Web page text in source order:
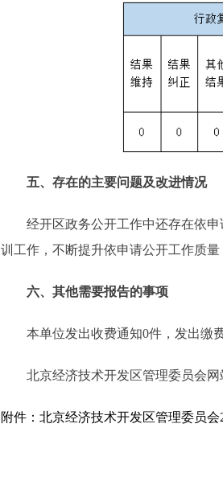
五、存在的主要问题及改进情况
经开区政务公开工作中还存在依申
训工作，不断提升依申请公开工作质
六、其他需要报告的事项
本单位发出收费通知0件，发出缴
北京经济技术开发区管理委员会网站
附件：北京经济技术开发区管理委员